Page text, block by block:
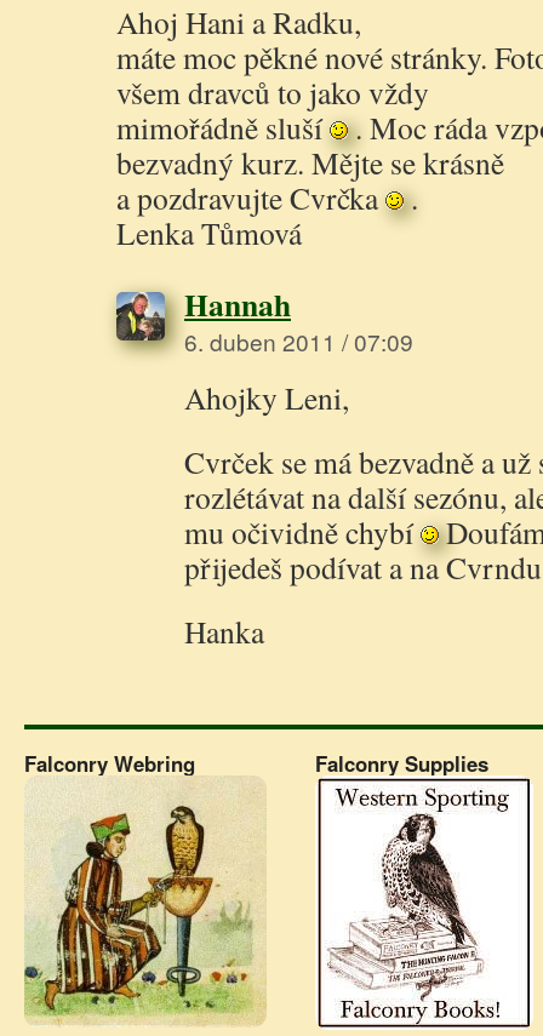
Ahoj Hani a Radku,
máte moc pěkné nové stránky.
všem dravců to jako vždy
mimořádně sluší . Moc ráda
bezvadný kurz. Mějte se krásně
a pozdravujte Cvrčka .
Lenka Tůmová
Hannah
6. duben 2011 / 07:09
Ahojky Leni,
Cvrček se má bezvadně a už
rozlétávat na další sezónu,
mu očividně chybí
přijedeš podívat a na
Hanka
Falconry Webring Falconry Supplies